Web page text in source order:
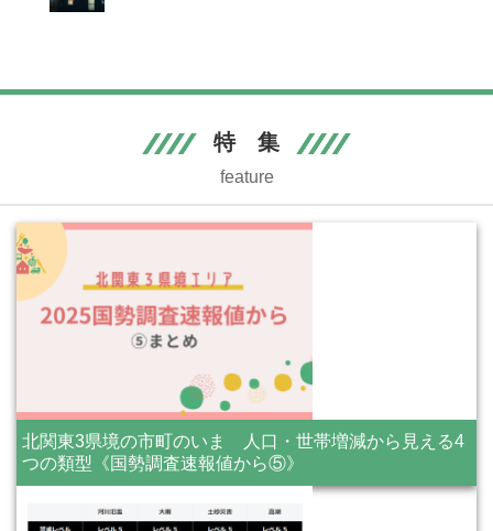
特 集
feature
北関東3県境の市町のいま 人口・世帯増減から見える4
つの類型《国勢調査速報値から⑤》